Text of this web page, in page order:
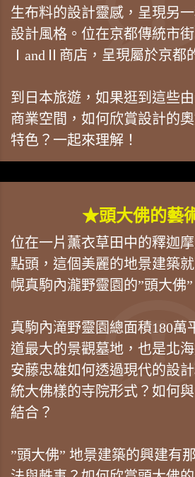
生布料的設計靈感，呈現另
設計風格。位在京都傳統市
ⅠandⅡ商店，呈現屬於京都
到日本旅遊，如果逛到這些
商業空間，如何欣賞設計的
特色？一起來理解！
★頭大佛的藝
位在一片薰衣草田中的釋迦
點頭，這個美麗的地景建築
幌真駒內瀧野靈園的”頭大佛”
真駒內滝野靈園總面積180萬
道最大的景觀墓地，也是北
安藤忠雄如何透過現代的設
統大佛樣的寺院形式？如何
結合？
”頭大佛” 地景建築的興建有